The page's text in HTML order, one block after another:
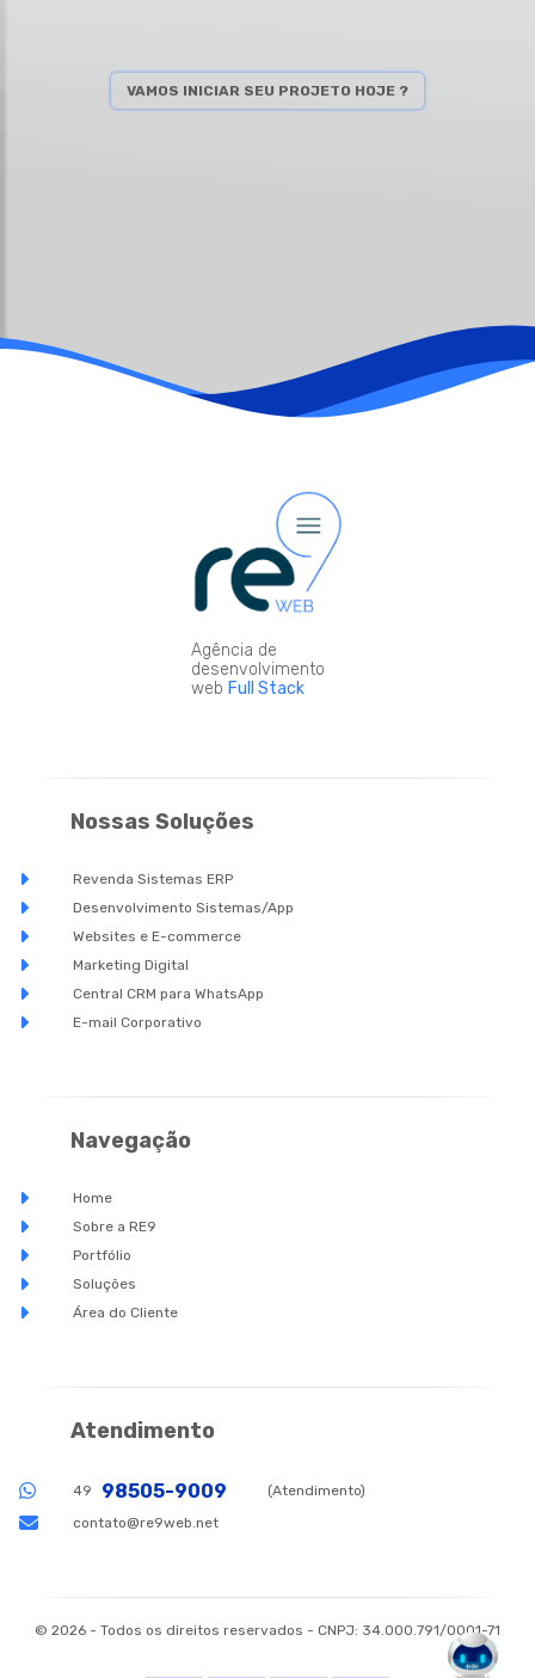
VAMOS INICIAR SEU PROJETO HOJE ?
Agência de
desenvolvimento
web Full Stack
Nossas Soluções
Revenda Sistemas ERP
Desenvolvimento Sistemas/App
Websites e E-commerce
Marketing Digital
Central CRM para WhatsApp
E-mail Corporativo
Navegação
Home
Sobre a RE9
Portfólio
Soluções
Área do Cliente
Atendimento
49 98505-9009
(Atendimento)
contato@re9web.net
© 2026 - Todos os direitos reservados - CNPJ: 34.000.791/0001-71